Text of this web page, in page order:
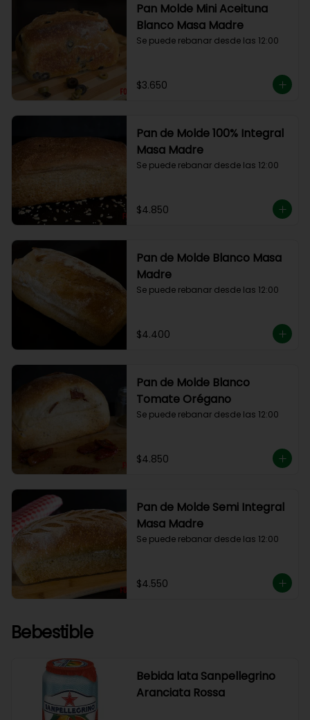
Pan Molde Mini Aceituna
Blanco Masa Madre
Se puede rebanar desde las 12:00
$3.650
Pan de Molde 100% Integral
Masa Madre
Se puede rebanar desde las 12:00
$4.850
Pan de Molde Blanco Masa
Madre
Se puede rebanar desde las 12:00
$4.400
Pan de Molde Blanco
Tomate Orégano
Se puede rebanar desde las 12:00
$4.850
Pan de Molde Semi Integral
Masa Madre
Se puede rebanar desde las 12:00
$4.550
Bebestible
Bebida lata Sanpellegrino
Aranciata Rossa